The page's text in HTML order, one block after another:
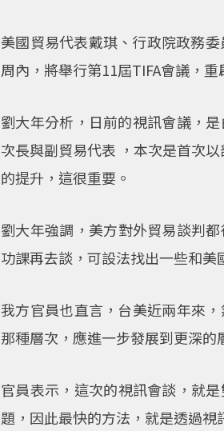
美國貿易代表戴琪、行政院政務
周內，將舉行第11屆TIFA會議，
劉大年分析，日前的視訊會議，
次長與副貿易代表 ，本次是首次
的提升，這很重要。
劉大年強調，美方對外貿易談判
功課再去談，可設法找出一些和
我方官員也直言，台美近兩年來
那種層次，應進一步發展到更深
官員表示，這次的視訊會談，就
題，因此最快的方法，就是透過視